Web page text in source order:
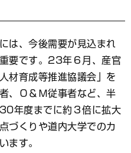
は、今後需要が見込まれ
要です。23年６月、産官
材育成等推進協議会」を
、Ｏ＆Ｍ従事者など、半
年度までに約３倍に拡大
づくりや道内大学でのカ
ます。